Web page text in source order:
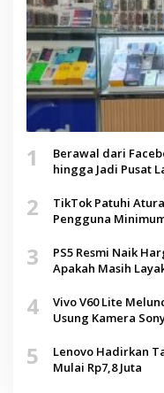
1
Berawal dari
hingga Jadi Pusat
2
TikTok Patuhi
Pengguna
3
PS5 Resmi Naik
Apakah Masih
4
Vivo V60 Lite
Usung Kamera
5
Lenovo Hadirkan
Mulai Rp7,8 Juta